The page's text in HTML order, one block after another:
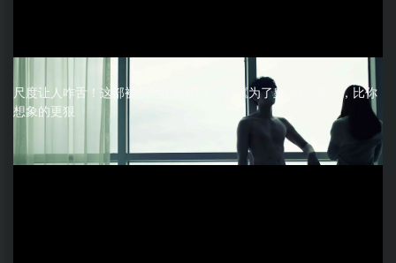
尺度让人咋舌！这部被低估的韩国黑帮片《为了皇帝/王道》，比你
想象的更狠